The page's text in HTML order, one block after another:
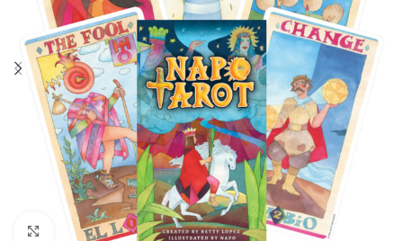
Spustelėkite, kad padidintumėte